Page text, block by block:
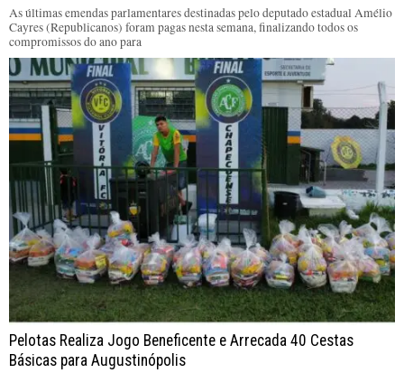
As últimas emendas parlamentares destinadas pelo deputado estadual Amélio
Cayres (Republicanos) foram pagas nesta semana, finalizando todos os
compromissos do ano para
Pelotas Realiza Jogo Beneficente e Arrecada 40 Cestas
Básicas para Augustinópolis